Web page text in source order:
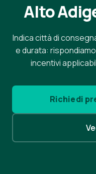
Alto
Indica città di
e durata:
incentivi
Richiedi